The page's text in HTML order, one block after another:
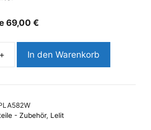
69,00 €
Lelit
58mm
Wood
+ In den Warenkorb
- Zubehör, Lelit